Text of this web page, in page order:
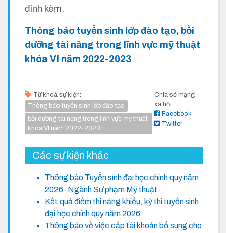
đính kèm.
Thông báo tuyển sinh lớp đào tạo, bồi
dưỡng tài năng trong lĩnh vực mỹ thuật
khóa VI năm 2022-2023
Từ khoá sự kiện:
Thông báo tuyển sinh lớp đào tạo
bồi dưỡng tài năng trong lĩnh vực mỹ thuật
khóa VI năm 2022-2023
Chia sẻ mạng
xã hội:
Facebook
Twitter
Các sự kiện khác
Thông báo Tuyển sinh đại học chính quy năm
2026- Ngành Sư phạm Mỹ thuật
Kết quả điểm thi năng khiếu, kỳ thi tuyển sinh
đại học chính quy năm 2026
Thông báo về việc cấp tài khoản bổ sung cho